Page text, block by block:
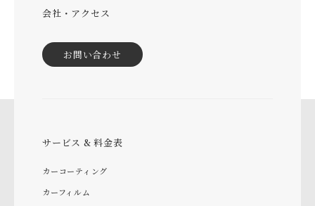
会社・アクセス
お問い合わせ
サービス & 料金表
カーコーティング
カーフィルム